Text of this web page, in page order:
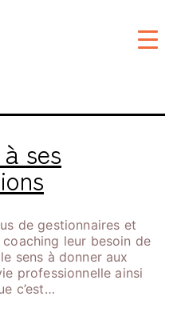
ses
de gestionnaires et
leur besoin de
sens à donner aux
professionnelle ainsi
c’est…